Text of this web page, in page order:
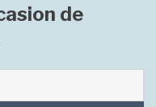
de